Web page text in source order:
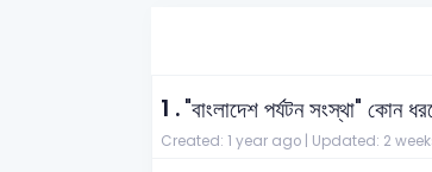
1 ."বাংলাদেশ পর্যটন সংস্থা" কোন
Created: 1 year ago | Updated: 2